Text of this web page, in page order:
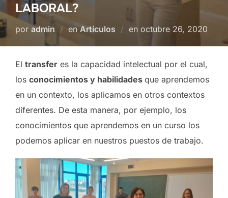
LABORAL?
por admin enArtículos en Publicado
octubre 26, 2020
El transfer es la capacidad intelectual por el cual,
los conocimientos y habilidades que aprendemos
en un contexto, los aplicamos en otros contextos
diferentes. De esta manera, por ejemplo, los
conocimientos que aprendemos en un curso los
podemos aplicar en nuestros puestos de trabajo.